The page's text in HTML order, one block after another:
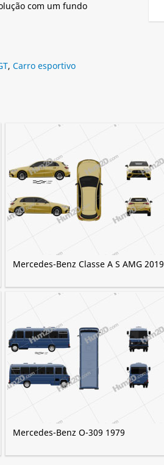
com um fundo
, Carro esportivo
Mercedes-Benz Classe A S AMG 2019
Mercedes-Benz O-309 1979